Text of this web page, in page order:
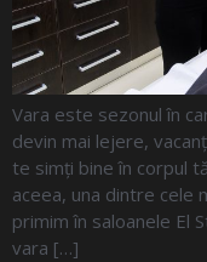
Vara este sezonul în
devin mai lejere,
te simți bine în corpul
aceea, una dintre cele
primim în saloanele El
vara […]